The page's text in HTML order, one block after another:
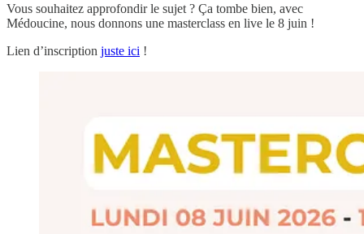
Vous souhaitez approfondir le sujet ? Ça tombe bien, avec
Médoucine, nous donnons une masterclass en live le 8 juin !
Lien d’inscription juste ici !